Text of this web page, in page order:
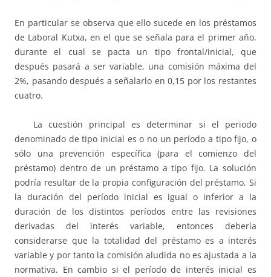
En particular se observa que ello sucede en los préstamos
de Laboral Kutxa, en el que se señala para el primer año,
durante el cual se pacta un tipo frontal/inicial, que
después pasará a ser variable, una comisión máxima del
2%, pasando después a señalarlo en 0,15 por los restantes
cuatro.
La cuestión principal es determinar si el periodo
denominado de tipo inicial es o no un período a tipo fijo, o
sólo una prevención específica (para el comienzo del
préstamo) dentro de un préstamo a tipo fijo. La solución
podría resultar de la propia configuración del préstamo. Si
la duración del período inicial es igual o inferior a la
duración de los distintos períodos entre las revisiones
derivadas del interés variable, entonces debería
considerarse que la totalidad del préstamo es a interés
variable y por tanto la comisión aludida no es ajustada a la
normativa. En cambio si el período de interés inicial es